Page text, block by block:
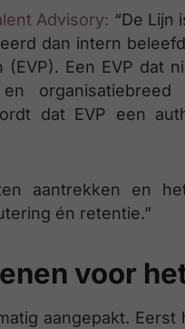
Advisory: “De Lijn
dan intern
Een EVP dat
organisatiebreed
dat EVP een
aantrekken en
én retentie.”
voor
aangepakt.